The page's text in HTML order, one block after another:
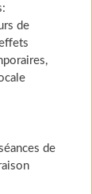
de
de